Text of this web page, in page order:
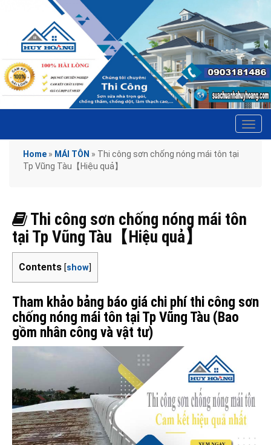
Home » MÁI TÔN » Thi công sơn chống nóng mái tôn tại
Tp Vũng Tàu【Hiệu quả】
Thi công sơn chống nóng mái tôn
tại Tp Vũng Tàu【Hiệu quả】
Contents [show]
Tham khảo bảng báo giá chi phí thi công sơn
chống nóng mái tôn tại Tp Vũng Tàu (Bao
gồm nhân công và vật tư)